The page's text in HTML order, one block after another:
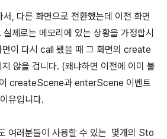
, 다른 화면으로 전환했는데 이전 화면
제로는 메모리에 있는 상황을 가정합시
면이 다시 call 됐을 때 그 화면의 create
않을 겁니다. (왜냐하면 이전에 이미 불
이 createScene과 enterScene 이벤트
유입니다.
여러분들이 사용할 수 있는 몇개의 Sto